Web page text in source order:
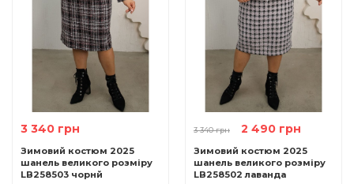
3 340 грн
Зимовий костюм 2025
шанель великого розміру
LB258503 чорнй
3 340 грн 2 490 грн
Зимовий костюм 2025
шанель великого розміру
LB258502 лаванда